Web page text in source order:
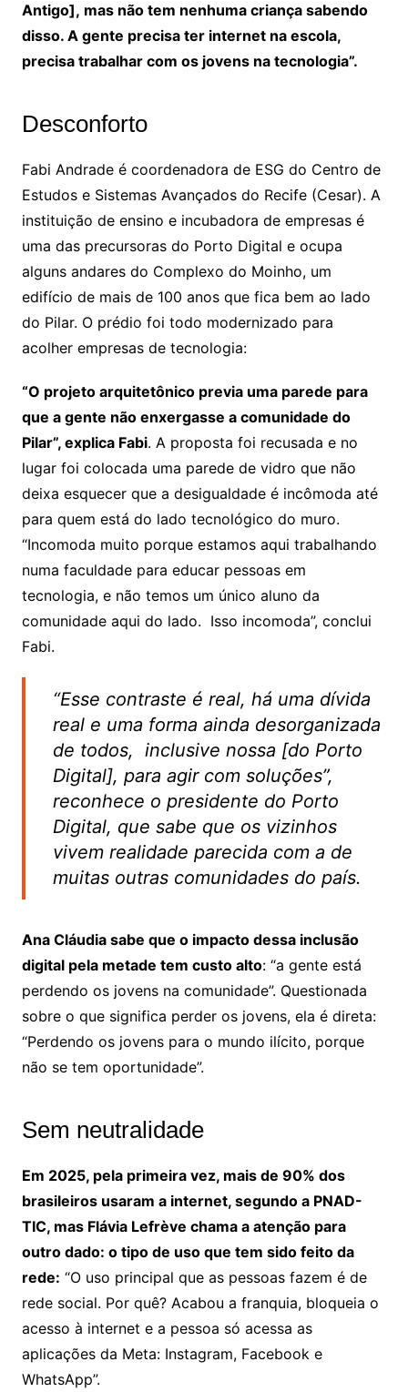
Antigo], mas não tem nenhuma criança sabendo
disso. A gente precisa ter internet na escola,
precisa trabalhar com os jovens na tecnologia”.
Desconforto
Fabi Andrade é coordenadora de ESG do Centro de
Estudos e Sistemas Avançados do Recife (Cesar). A
instituição de ensino e incubadora de empresas é
uma das precursoras do Porto Digital e ocupa
alguns andares do Complexo do Moinho, um
edifício de mais de 100 anos que fica bem ao lado
do Pilar. O prédio foi todo modernizado para
acolher empresas de tecnologia:
“O projeto arquitetônico previa uma parede para
que a gente não enxergasse a comunidade do
Pilar”, explica Fabi. A proposta foi recusada e no
lugar foi colocada uma parede de vidro que não
deixa esquecer que a desigualdade é incômoda até
para quem está do lado tecnológico do muro.
“Incomoda muito porque estamos aqui trabalhando
numa faculdade para educar pessoas em
tecnologia, e não temos um único aluno da
comunidade aqui do lado. Isso incomoda”, conclui
Fabi.
“Esse contraste é real, há uma dívida
real e uma forma ainda desorganizada
de todos, inclusive nossa [do Porto
Digital], para agir com soluções”,
reconhece o presidente do Porto
Digital, que sabe que os vizinhos
vivem realidade parecida com a de
muitas outras comunidades do país.
Ana Cláudia sabe que o impacto dessa inclusão
digital pela metade tem custo alto: “a gente está
perdendo os jovens na comunidade”. Questionada
sobre o que significa perder os jovens, ela é direta:
“Perdendo os jovens para o mundo ilícito, porque
não se tem oportunidade”.
Sem neutralidade
Em 2025, pela primeira vez, mais de 90% dos
brasileiros usaram a internet, segundo a PNAD-
TIC, mas Flávia Lefrève chama a atenção para
outro dado: o tipo de uso que tem sido feito da
rede: “O uso principal que as pessoas fazem é de
rede social. Por quê? Acabou a franquia, bloqueia o
acesso à internet e a pessoa só acessa as
aplicações da Meta: Instagram, Facebook e
WhatsApp”.